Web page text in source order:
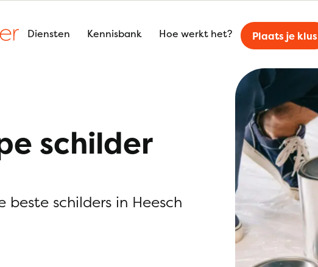
Diensten Kennisbank Hoe werkt het? Plaats je klus
schilder
beste schilders in Heesch